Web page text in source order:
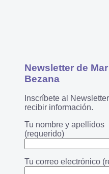
Newsletter de Mar
Bezana
Inscríbete al
recibir información.
Tu nombre y apellidos
(requerido)
Tu correo electrónico